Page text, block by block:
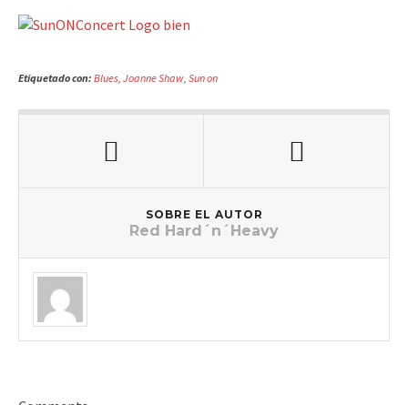
Etiquetado con: Blues, Joanne Shaw, Sun on
SOBRE EL AUTOR
Red Hard´n´Heavy